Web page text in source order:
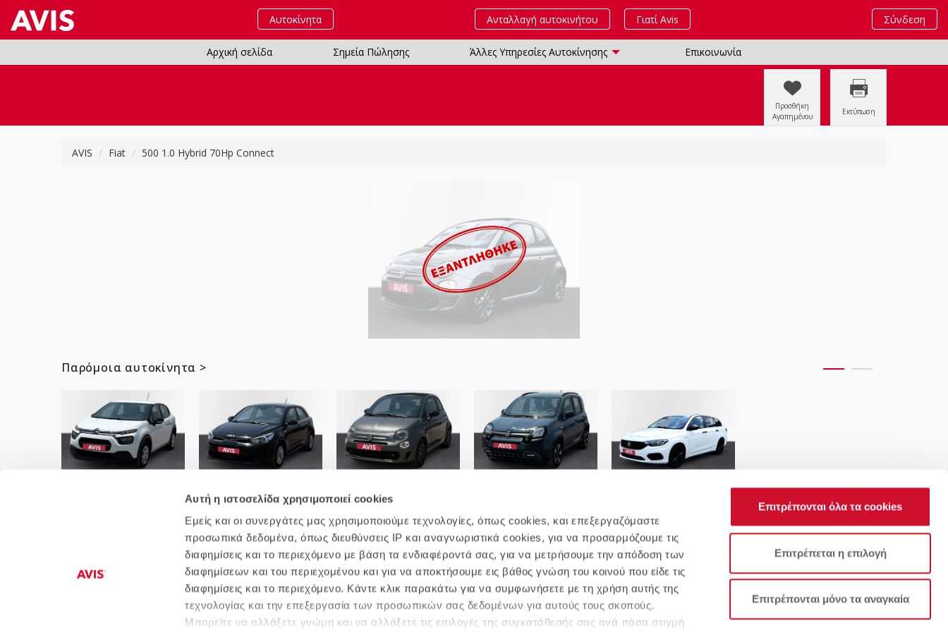
Αυτή η ιστοσελίδα χρησιμοποιεί cookies
Εμείς και οι συνεργάτες μας χρησιμοποιούμε τεχνολογίες, όπως cookies, και επεξεργαζόμαστε
προσωπικά δεδομένα, όπως διευθύνσεις IP και αναγνωριστικά cookies, για να προσαρμόζουμε τις
διαφημίσεις και το περιεχόμενο με βάση τα ενδιαφέροντά σας, για να μετρήσουμε την απόδοση των
διαφημίσεων και του περιεχομένου και για να αποκτήσουμε εις βάθος γνώση του κοινού που είδε τις
διαφημίσεις και το περιεχόμενο. Κάντε κλικ παρακάτω για να συμφωνήσετε με τη χρήση αυτής της
τεχνολογίας και την επεξεργασία των προσωπικών σας δεδομένων για αυτούς τους σκοπούς.
Μπορείτε να αλλάξετε γνώμη και να αλλάξετε τις επιλογές της συγκατάθεσής σας ανά πάσα στιγμή
Επιτρέπονται όλα τα cookies
Επιτρέπεται η επιλογή
Επιτρέπονται μόνο τα αναγκαία
Αυτοκίνητα Ανταλλαγή αυτοκινήτου Γιατί Avis Σύνδεση
Αρχική σελίδα Σημεία Πώλησης Άλλες Υπηρεσίες Αυτοκίνησης Επικοινωνία
Προσθήκη
Αγαπημένου
Εκτύπωση
AVIS Fiat 500 1.0 Hybrid 70Hp Connect
Παρόμοια αυτοκίνητα >
Optimum ADAS
Αυτοκίνητα Πολιτική Απορρήτου Πολιτική cookie Επικοινωνήστε μαζί μας Συχνές Ερωτήσεις Όροι & Προϋποθέσεις
© 2019 AVIS.GR